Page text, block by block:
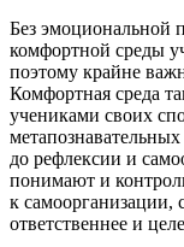
Без эмоциональной
комфортной среды
поэтому крайне
Комфортная среда
учениками своих
до рефлексии и
понимают и
к самоорганизации,
ответственнее и